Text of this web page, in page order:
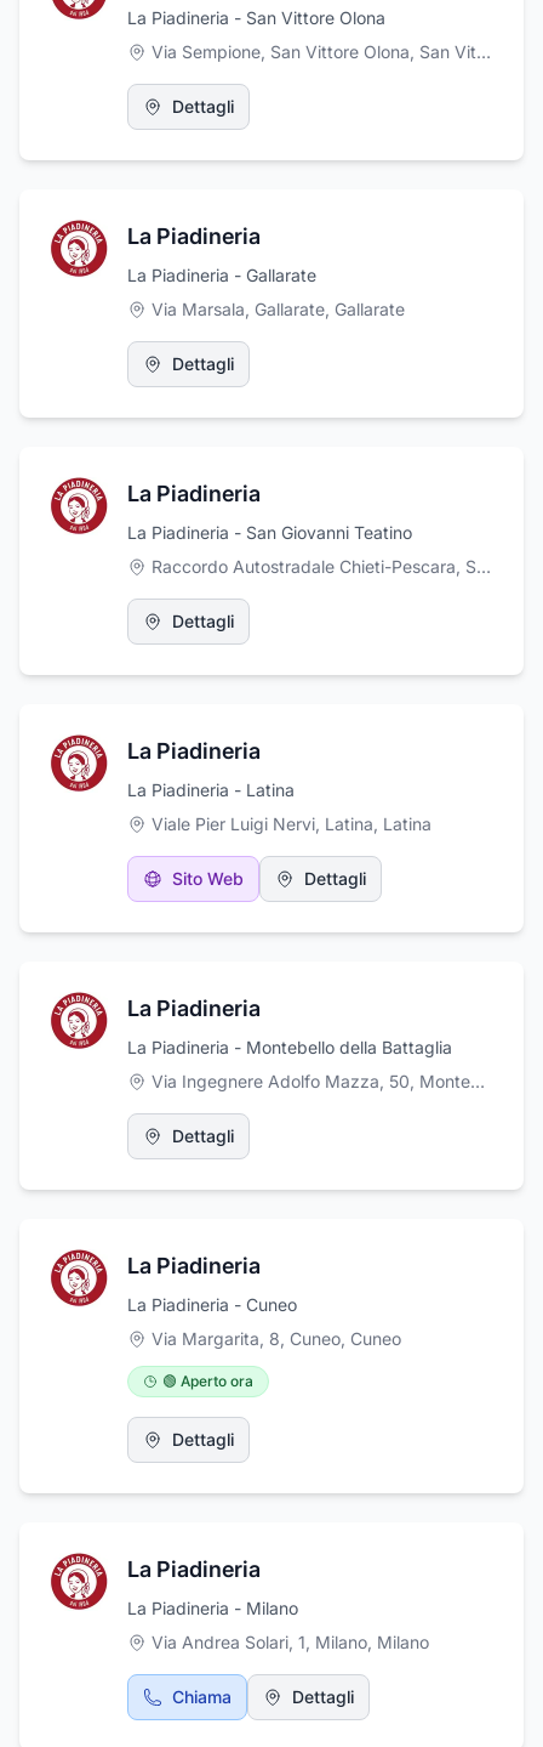
La Piadineria - San Vittore Olona
Via Sempione, San Vittore Olona, San Vittore Olona
Dettagli
La Piadineria
La Piadineria - Gallarate
Via Marsala, Gallarate, Gallarate
Dettagli
La Piadineria
La Piadineria - San Giovanni Teatino
Raccordo Autostradale Chieti-Pescara, San Giovanni Teatino
Dettagli
La Piadineria
La Piadineria - Latina
Viale Pier Luigi Nervi, Latina, Latina
Sito Web Dettagli
La Piadineria
La Piadineria - Montebello della Battaglia
Via Ingegnere Adolfo Mazza, 50, Montebello della Battaglia
Dettagli
La Piadineria
La Piadineria - Cuneo
Via Margarita, 8, Cuneo, Cuneo
🟢 Aperto ora
Dettagli
La Piadineria
La Piadineria - Milano
Via Andrea Solari, 1, Milano, Milano
Chiama Dettagli